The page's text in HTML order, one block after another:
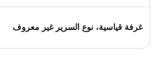
غرفة قياسية، نوع السرير غير معروف